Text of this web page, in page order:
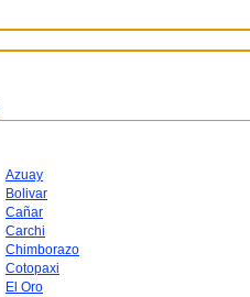
Azuay
Bolivar
Cañar
Carchi
Chimborazo
Cotopaxi
El Oro